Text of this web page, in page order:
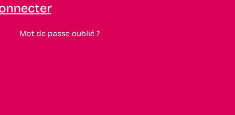
Mot de passe oublié ?